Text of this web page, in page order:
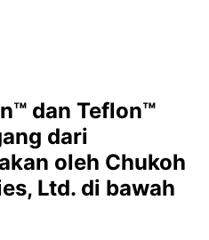
dan Teflon™
dari
oleh Chukoh
Ltd. di bawah